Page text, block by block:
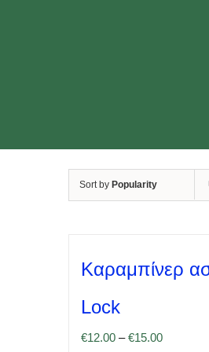
Sort by Popularity
Καραμπίνερ
Lock
€12.00 –€15.00